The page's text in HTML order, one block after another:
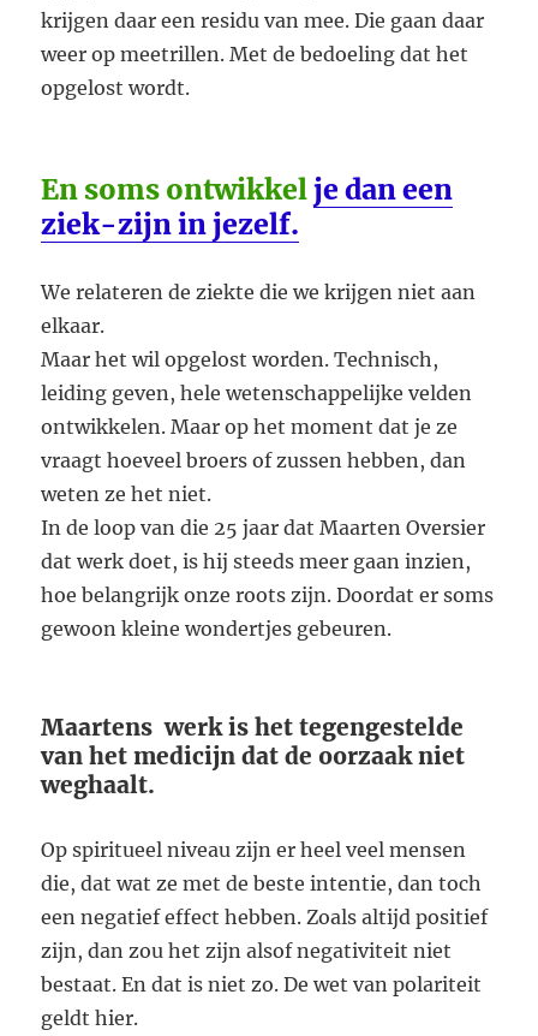
krijgen daar een residu van mee. Die gaan daar
weer op meetrillen. Met de bedoeling dat het
opgelost wordt.
En soms ontwikkelje dan een
ziek-zijn in jezelf.
We relateren de ziekte die we krijgen niet aan
elkaar.
Maar het wil opgelost worden. Technisch,
leiding geven, hele wetenschappelijke velden
ontwikkelen. Maar op het moment dat je ze
vraagt hoeveel broers of zussen hebben, dan
weten ze het niet.
In de loop van die 25 jaar dat Maarten Oversier
dat werk doet, is hij steeds meer gaan inzien,
hoe belangrijk onze roots zijn. Doordat er soms
gewoon kleine wondertjes gebeuren.
Maartens werk is het tegengestelde
van het medicijn dat de oorzaak niet
weghaalt.
Op spiritueel niveau zijn er heel veel mensen
die, dat wat ze met de beste intentie, dan toch
een negatief effect hebben. Zoals altijd positief
zijn, dan zou het zijn alsof negativiteit niet
bestaat. En dat is niet zo. De wet van polariteit
geldt hier.